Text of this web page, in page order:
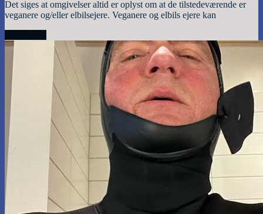
Det siges at omgivelser altid er oplyst om at de tilstedeværende er
veganere og/eller elbilsejere. Veganere og elbils ejere kan